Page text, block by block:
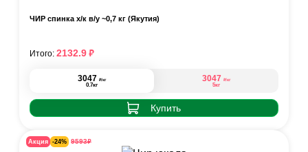
ЧИР спинка х/к в/у ~0,7 кг (Якутия)
3047 ₽/кг
0.7кг
3047 ₽/кг
5кг
Купить
Итого: 2132.9₽
Акция -24% 9593₽